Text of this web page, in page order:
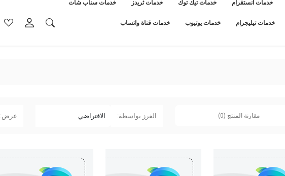
انستقرام خدمات تيك توك خدمات ثريدز خدمات سناب شات
تيليجرام خدمات يوتيوب خدمات قناة واتساب
مقارنة المنتج (0) الفرز بواسطة: